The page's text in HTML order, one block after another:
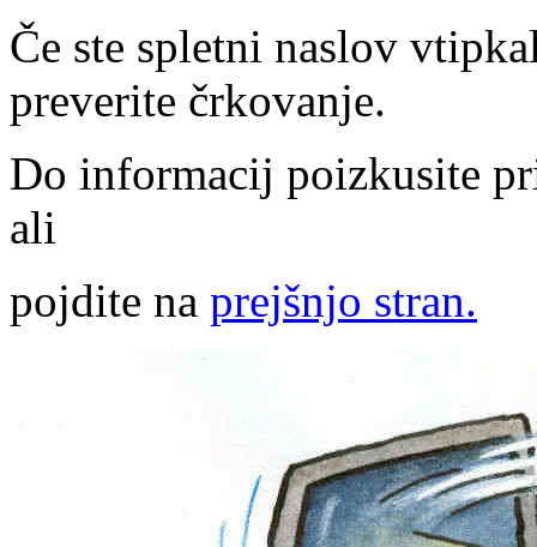
Če ste spletni naslov
preverite črkovanje.
Do informacij poizkusite
ali
pojdite na prejšnjo stran.